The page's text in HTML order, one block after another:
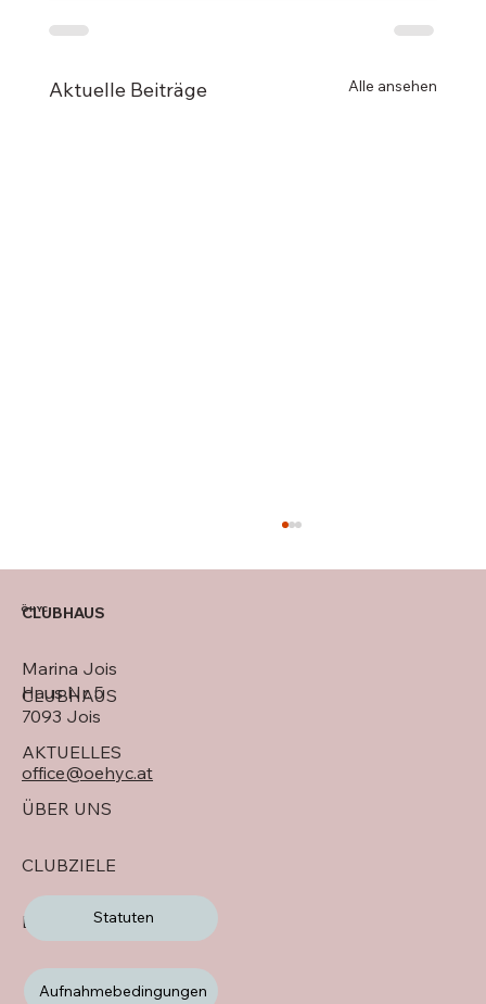
Aktuelle Beiträge Alle ansehen
Kinderfest 2026 in Alterlaa
ÖHYC
CLUBHAUS
AKTUELLES
ÜBER UNS
CLUBZIELE
LOGBUCH
CLUBHAUS
Marina Jois
Haus Nr. 5
7093 Jois
office@oehyc.at
Statuten
Aufnahmebedingungen